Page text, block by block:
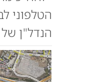
הטלפוני
הנדל"ן